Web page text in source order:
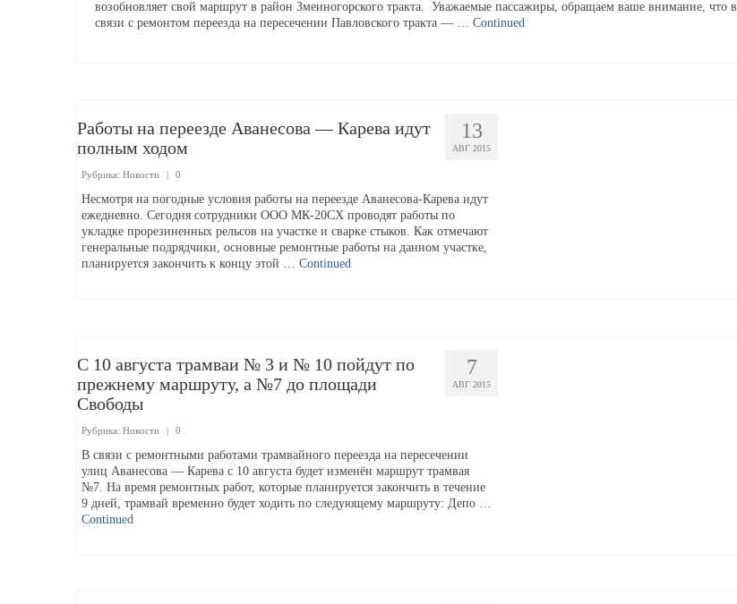
возобновляет свой маршрут в район Змеиногорского тракта. Уважаемые пассажиры, обращаем ваше внимание, что в
связи с ремонтом переезда на пересечении Павловского тракта — … Continued
13
АВГ 2015
Работы на переезде Аванесова — Карева идут
полным ходом
Рубрика: Новости | 0
Несмотря на погодные условия работы на переезде Аванесова-Карева идут
ежедневно. Сегодня сотрудники ООО МК-20СХ проводят работы по
укладке прорезиненных рельсов на участке и сварке стыков. Как отмечают
генеральные подрядчики, основные ремонтные работы на данном участке,
планируется закончить к концу этой … Continued
7
АВГ 2015
С 10 августа трамваи № 3 и № 10 пойдут по
прежнему маршруту, а №7 до площади
Свободы
Рубрика: Новости | 0
В связи с ремонтными работами трамвайного переезда на пересечении
улиц Аванесова — Карева с 10 августа будет изменён маршрут трамвая
№7. На время ремонтных работ, которые планируется закончить в течение
9 дней, трамвай временно будет ходить по следующему маршруту: Депо …
Continued